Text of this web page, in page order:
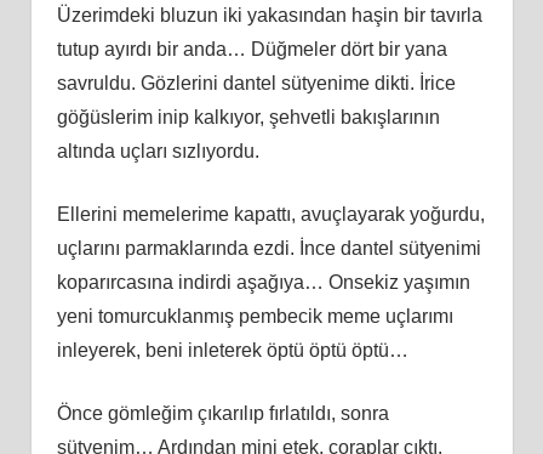
Üzerimdeki bluzun iki yakasından haşin bir tavırla
tutup ayırdı bir anda… Düğmeler dört bir yana
savruldu. Gözlerini dantel sütyenime dikti. İrice
göğüslerim inip kalkıyor, şehvetli bakışlarının
altında uçları sızlıyordu.
Ellerini memelerime kapattı, avuçlayarak yoğurdu,
uçlarını parmaklarında ezdi. İnce dantel sütyenimi
koparırcasına indirdi aşağıya… Onsekiz yaşımın
yeni tomurcuklanmış pembecik meme uçlarımı
inleyerek, beni inleterek öptü öptü öptü…
Önce gömleğim çıkarılıp fırlatıldı, sonra
sütyenim… Ardından mini etek, çoraplar çıktı.